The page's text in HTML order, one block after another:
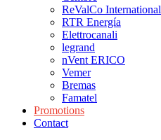
ReValCo International
RTR Energía
Elettrocanali
legrand
nVent ERICO
Vemer
Bremas
Famatel
Promotions
Contact